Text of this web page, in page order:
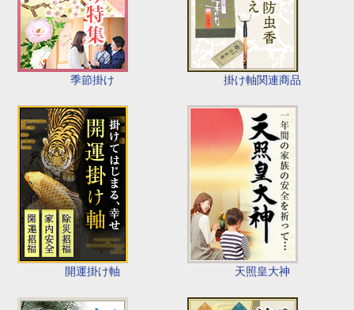
季節掛け 掛け軸関連商品
開運掛け軸 天照皇大神